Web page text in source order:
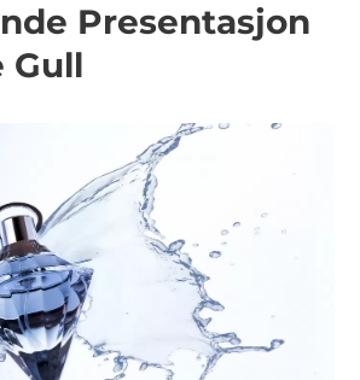
Presentasjon
Gull